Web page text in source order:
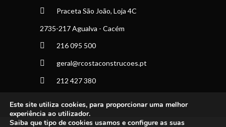
Praceta São João, Loja 4C
2735-217 Agualva - Cacém
216 095 500
geral@rcostaconstrucoes.pt
212 427 380
Este site utiliza cookies, para proporcionar uma melhor
experiência ao utilizador.
Saiba que tipo de cookies usamos e configure as suas